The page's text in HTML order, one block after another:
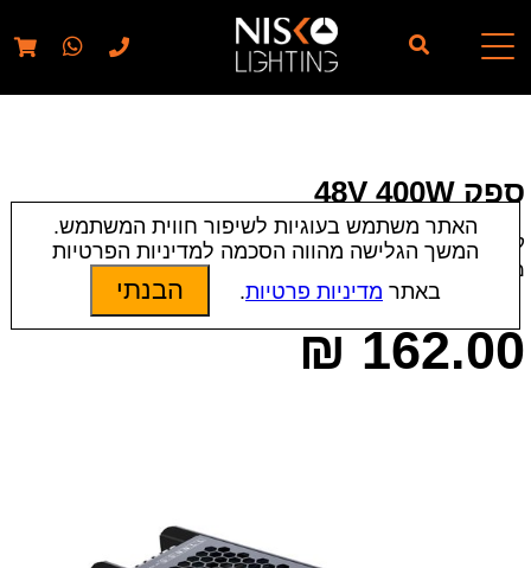
// elementor template for pages - should also ignore woo
pages!!
ספק 48V 400W
קטגוריות:אביזרים|שנאים, ספקים ודרייברים
מק״ט:
11475
162.00
₪
האתר משתמש בעוגיות לשיפור חווית המשתמש.
המשך הגלישה מהווה הסכמה למדיניות הפרטיות
באתר מדיניות פרטיות. הבנתי